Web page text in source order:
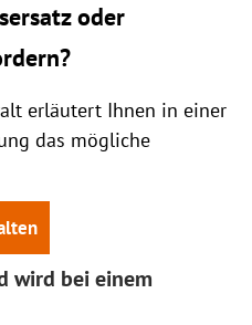
oder
erläutert Ihnen in einer
das mögliche
wird bei einem